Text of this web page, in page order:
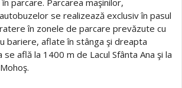
se realizează exclusiv în pasul
în zonele de parcare prevăzute cu
bariere, aflate în stânga şi dreapta
se află la 1400 m de Lacul Sfânta Ana şi la